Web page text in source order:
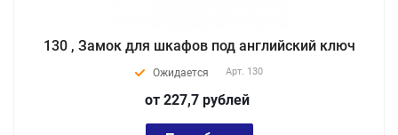
130 , Замок для шкафов под английский ключ
Ожидается Арт. 130
от 227,7 рублей